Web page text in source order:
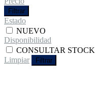
Filtrar
Estado
NUEVO
Disponibilidad
CONSULTAR STOCK
Limpiar
Filtrar